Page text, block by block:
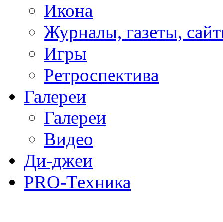
Икона
Журналы, газеты,
Игры
Ретроспектива
Галереи
Галереи
Видео
Ди-джеи
PRO-Техника